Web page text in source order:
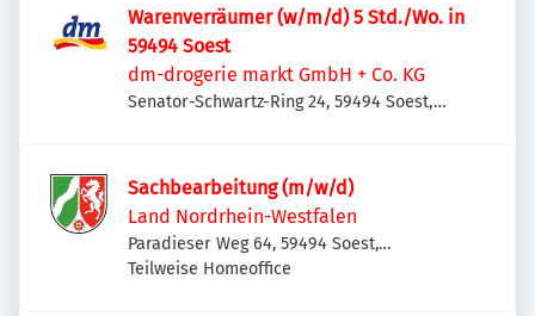
Warenverräumer (w/m/d) 5 Std./Wo. in
59494 Soest
dm-drogerie markt GmbH + Co. KG
Senator-Schwartz-Ring 24, 59494 Soest,
Sachbearbeitung (m/w/d)
Land Nordrhein-Westfalen
Paradieser Weg 64, 59494 Soest,
Deutschland
Teilweise Homeoffice